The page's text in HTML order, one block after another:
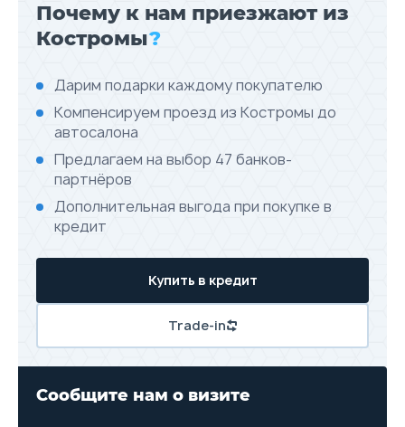
Почему к нам приезжают из
Костромы?
Дарим подарки каждому покупателю
Компенсируем проезд из Костромы до
автосалона
Предлагаем на выбор 47 банков-
партнёров
Дополнительная выгода при покупке в
кредит
Купить в кредит
Trade-in
Сообщите нам о визите